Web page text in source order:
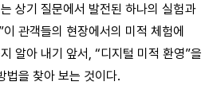
상기 질문에서 발전된 하나의 실험과
관객들의 현장에서의 미적 체험에
알아 내기 앞서, “디지털 미적 환영”을
법을 찾아 보는 것이다.